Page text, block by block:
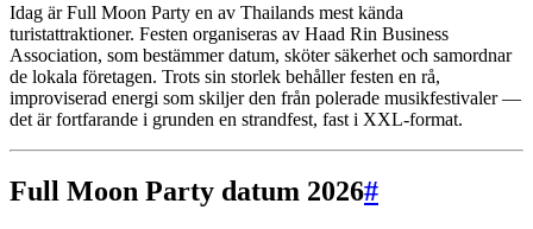
Idag är Full Moon Party en av Thailands mest kända
turistattraktioner. Festen organiseras av Haad Rin Business
Association, som bestämmer datum, sköter säkerhet och samordnar
de lokala företagen. Trots sin storlek behåller festen en rå,
improviserad energi som skiljer den från polerade musikfestivaler —
det är fortfarande i grunden en strandfest, fast i XXL-format.
Full Moon Party datum 2026#